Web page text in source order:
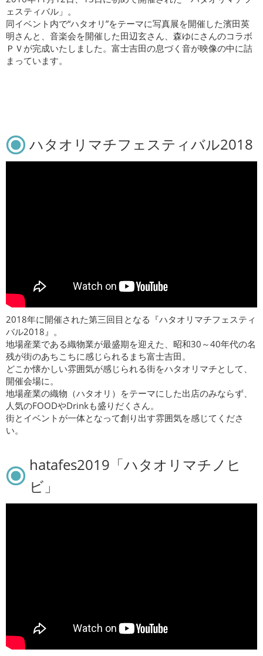
ェスティバル」。
同イベント内で“ハタオリ”をテーマに写真展を開催した濱田英
明さんと、音楽会を開催した田辺玄さん、森ゆにさんのコラボ
ＰＶが完成いたしました。富士吉田の息づく音が映像の中に詰
まっています。
ハタオリマチフェスティバル2018
2018年に開催された第三回目となる『ハタオリマチフェスティ
バル2018』。
地場産業である織物業が最盛期を迎えた、昭和30～40年代の名
残が街のあちこちに感じられるまち富士吉田。
どこか懐かしい雰囲気が感じられる街をハタオリマチとして、
開催会場に。
地場産業の織物（ハタオリ）をテーマにした出店のみならず、
人気のFOODやDrinkも盛りだくさん。
街とイベントが一体となって創り出す雰囲気を感じてくださ
い。
hatafes2019「ハタオリマチノヒ
ビ」